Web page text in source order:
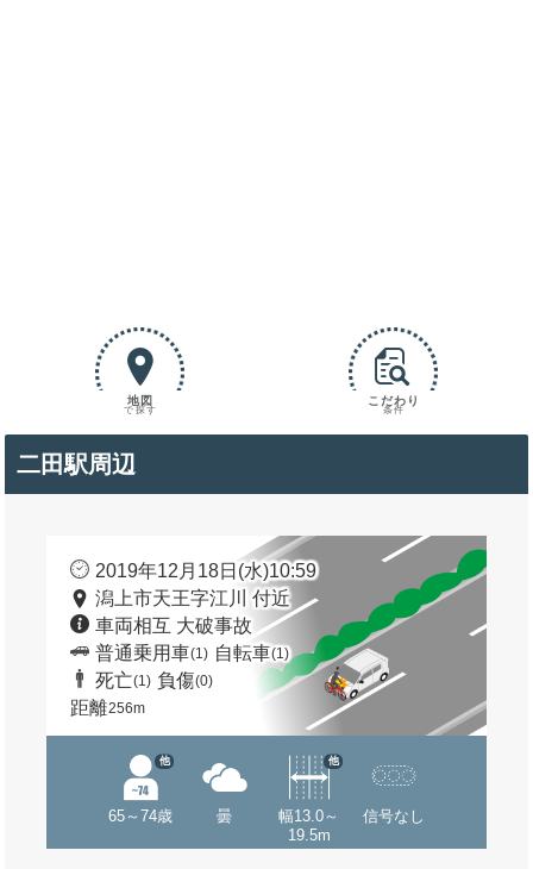
地図
で探す
こだわり
条件
二田駅周辺
2019年12月18日(水)10:59
潟上市天王字江川 付近
車両相互 大破事故
普通乗用車(1) 自転車(1)
死亡(1) 負傷(0)
距離256m
65～74歳
他
曇
幅13.0～
19.5m
他
信号なし